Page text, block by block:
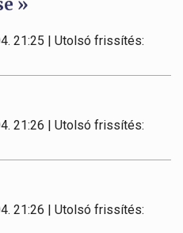
»
21:25 | Utolsó frissítés:
21:26 | Utolsó frissítés:
21:26 | Utolsó frissítés: